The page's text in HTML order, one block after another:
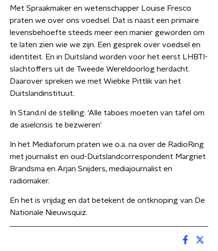
Met Spraakmaker en wetenschapper Louise Fresco
praten we over ons voedsel. Dat is naast een primaire
levensbehoefte steeds meer een manier geworden om
te laten zien wie we zijn. Een gesprek over voedsel en
identiteit. En in Duitsland worden voor het eerst LHBTI-
slachtoffers uit de Tweede Wereldoorlog herdacht.
Daarover spreken we met Wiebke Pittlik van het
Duitslandinstituut.
In Stand.nl de stelling: 'Alle taboes moeten van tafel om
de asielcrisis te bezweren'
In het Mediaforum praten we o.a. na over de RadioRing
met journalist en oud-Duitslandcorrespondent Margriet
Brandsma en Arjan Snijders, mediajournalist en
radiomaker.
En het is vrijdag en dat betekent de ontknoping van De
Nationale Nieuwsquiz.